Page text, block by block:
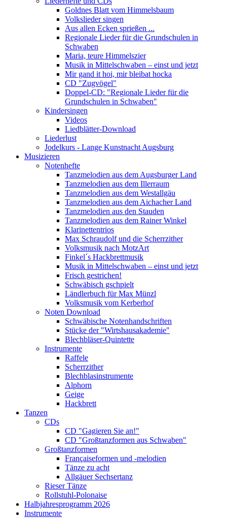
Goldnes Blatt vom Himmelsbaum
Volkslieder singen
Aus allen Ecken sprießen ...
Regionale Lieder für die Grundschulen in
Schwaben
Maria, teure Himmelszier
Musik in Mittelschwaben – einst und jetzt
Mir gand it hoi, mir bleibat hocka
CD "Zugvögel"
Doppel-CD: "Regionale Lieder für die
Grundschulen in Schwaben"
Kindersingen
Videos
Liedblätter-Download
Liederlust
Jodelkurs - Lange Kunstnacht Augsburg
Musizieren
Notenhefte
Tanzmelodien aus dem Augsburger Land
Tanzmelodien aus dem Illerraum
Tanzmelodien aus dem Westallgäu
Tanzmelodien aus dem Aichacher Land
Tanzmelodien aus den Stauden
Tanzmelodien aus dem Rainer Winkel
Klarinettentrios
Max Schraudolf und die Scherrzither
Volksmusik nach MotzArt
Finkel´s Hackbrettmusik
Musik in Mittelschwaben – einst und jetzt
Frisch gestrichen!
Schwäbisch gschpielt
Ländlerbuch für Max Münzl
Volksmusik vom Kerberhof
Noten Download
Schwäbische Notenhandschriften
Stücke der "Wirtshausakademie"
Blechbläser-Quintette
Instrumente
Raffele
Scherrzither
Blechblasinstrumente
Alphorn
Geige
Hackbrett
Tanzen
CDs
CD "Gagieren Sie an!"
CD "Großtanzformen aus Schwaben"
Großtanzformen
Françaiseformen und -melodien
Tänze zu acht
Allgäuer Sechsertanz
Rieser Tänze
Rollstuhl-Polonaise
Halbjahresprogramm 2026
Instrumente